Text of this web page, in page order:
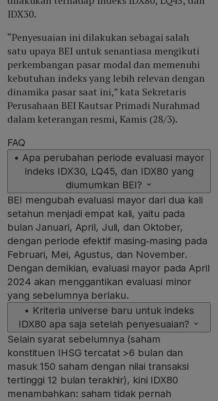
IDX30.
“Penyesuaian ini dilakukan sebagai salah
satu upaya BEI untuk senantiasa mengikuti
perkembangan pasar modal dan memenuhi
kebutuhan indeks yang lebih relevan dengan
dinamika pasar saat ini,” kata Sekretaris
Perusahaan BEI Kautsar Primadi Nurahmad
dalam keterangan resmi, Kamis (28/3).
FAQ
• Apa perubahan periode evaluasi mayor
indeks IDX30, LQ45, dan IDX80 yang
diumumkan BEI?
BEI mengubah evaluasi mayor dari dua kali
setahun menjadi empat kali, yaitu pada
bulan Januari, April, Juli, dan Oktober,
dengan periode efektif masing‑masing pada
Februari, Mei, Agustus, dan November.
Dengan demikian, evaluasi mayor pada April
2024 akan menggantikan evaluasi minor
yang sebelumnya berlaku.
• Kriteria universe baru untuk indeks
IDX80 apa saja setelah penyesuaian?
Selain syarat sebelumnya (saham
konstituen IHSG tercatat >6 bulan dan
masuk 150 saham dengan nilai transaksi
tertinggi 12 bulan terakhir), kini IDX80
menambahkan: saham tidak pernah